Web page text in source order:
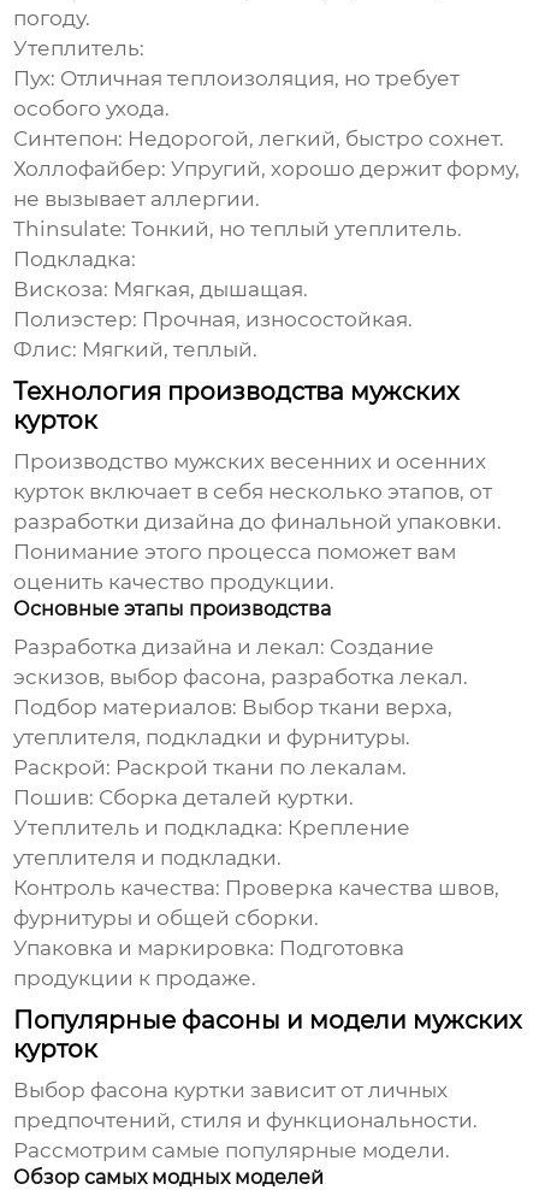
погоду.
Утеплитель:
Пух: Отличная теплоизоляция, но требует
особого ухода.
Синтепон: Недорогой, легкий, быстро сохнет.
Холлофайбер: Упругий, хорошо держит форму,
не вызывает аллергии.
Thinsulate: Тонкий, но теплый утеплитель.
Подкладка:
Вискоза: Мягкая, дышащая.
Полиэстер: Прочная, износостойкая.
Флис: Мягкий, теплый.
Технология производства мужских
курток
Производство мужских весенних и осенних
курток включает в себя несколько этапов, от
разработки дизайна до финальной упаковки.
Понимание этого процесса поможет вам
оценить качество продукции.
Основные этапы производства
Разработка дизайна и лекал: Создание
эскизов, выбор фасона, разработка лекал.
Подбор материалов: Выбор ткани верха,
утеплителя, подкладки и фурнитуры.
Раскрой: Раскрой ткани по лекалам.
Пошив: Сборка деталей куртки.
Утеплитель и подкладка: Крепление
утеплителя и подкладки.
Контроль качества: Проверка качества швов,
фурнитуры и общей сборки.
Упаковка и маркировка: Подготовка
продукции к продаже.
Популярные фасоны и модели мужских
курток
Выбор фасона куртки зависит от личных
предпочтений, стиля и функциональности.
Рассмотрим самые популярные модели.
Обзор самых модных моделей